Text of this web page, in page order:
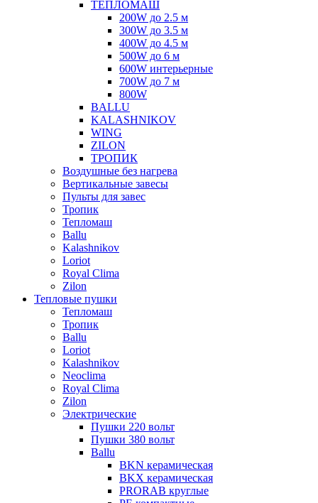
ТЕПЛОМАШ
200W до 2.5 м
300W до 3.5 м
400W до 4.5 м
500W до 6 м
600W интерьерные
700W до 7 м
800W
BALLU
KALASHNIKOV
WING
ZILON
ТРОПИК
Воздушные без нагрева
Вертикальные завесы
Пульты для завес
Тропик
Тепломаш
Ballu
Kalashnikov
Loriot
Royal Clima
Zilon
Тепловые пушки
Тепломаш
Тропик
Ballu
Loriot
Kalashnikov
Neoclima
Royal Clima
Zilon
Электрические
Пушки 220 вольт
Пушки 380 вольт
Ballu
BKN керамическая
BKX керамическая
PRORAB круглые